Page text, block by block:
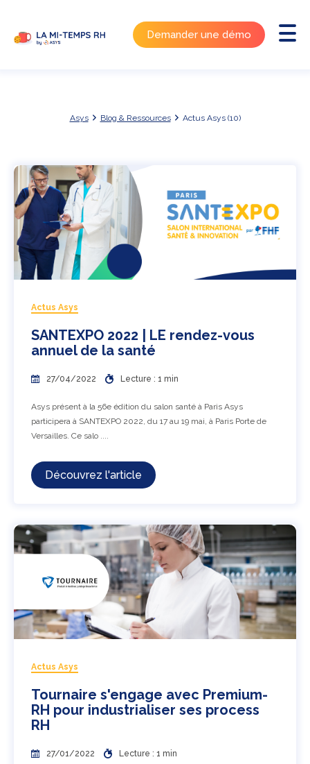
Demander une démo
Asys Blog & Ressources Actus Asys (10)
Actus Asys
SANTEXPO 2022 | LE rendez-vous
annuel de la santé
27/04/2022 Lecture : 1 min
Asys présent à la 56e édition du salon santé à Paris Asys
participera à SANTEXPO 2022, du 17 au 19 mai, à Paris Porte de
Versailles. Ce salo ....
Découvrez l'article
Actus Asys
Tournaire s'engage avec Premium-
RH pour industrialiser ses process
RH
27/01/2022 Lecture : 1 min